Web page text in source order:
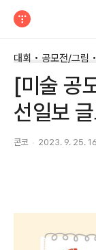
대회 • 공모전/그림
[미술 공
선일보
콘코 2023. 9. 25.